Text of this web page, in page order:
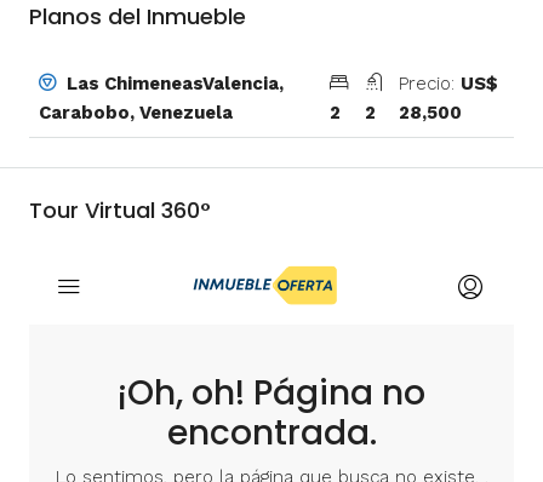
Planos del Inmueble
Las ChimeneasValencia,
Carabobo, Venezuela
2 2
Precio: US$
28,500
Tour Virtual 360°